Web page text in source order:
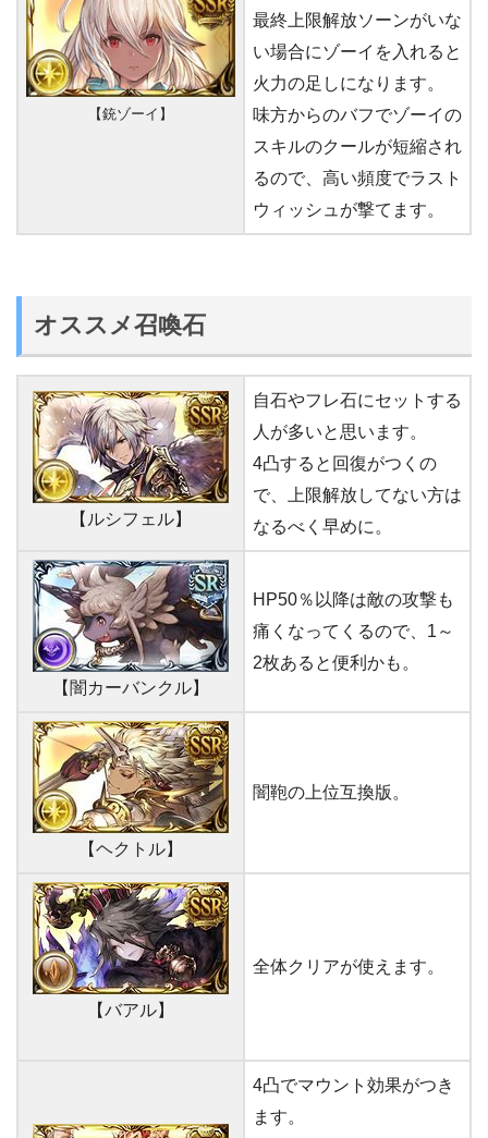
【銃ゾーイ】
最終上限解放ソーンがいな
い場合にゾーイを入れると
火力の足しになります。
味方からのバフでゾーイの
スキルのクールが短縮され
るので、高い頻度でラスト
ウィッシュが撃てます。
オススメ召喚石
【ルシフェル】
自石やフレ石にセットする
人が多いと思います。
4凸すると回復がつくの
で、上限解放してない方は
なるべく早めに。
【闇カーバンクル】
HP50％以降は敵の攻撃も
痛くなってくるので、1～
2枚あると便利かも。
【ヘクトル】
闇鞄の上位互換版。
【バアル】
全体クリアが使えます。
4凸でマウント効果がつき
ます。